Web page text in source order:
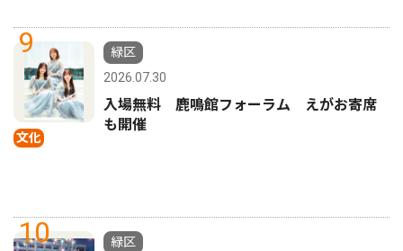
9
文化
緑区
2026.07.30
入場無料 鹿鳴館フォーラム えがお寄席
も開催
10
緑区